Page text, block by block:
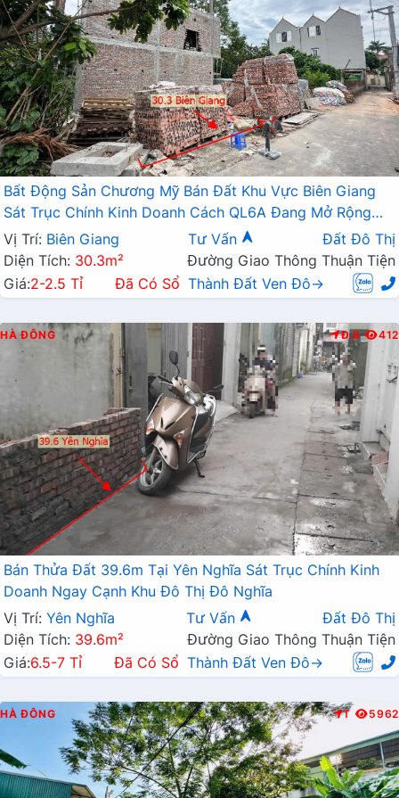
Bất Động Sản Chương Mỹ Bán Đất Khu Vực Biên Giang
Sát Trục Chính Kinh Doanh Cách QL6A Đang Mở Rộng
Chỉ Vài Trăm Mét
Vị Trí: Biên Giang Tư Vấn
Đất Đô Thị
Diện Tích: 30.3m²
Đường Giao Thông Thuận Tiện
Giá:2-2.5 Tỉ Đã Có Sổ Thành Đất Ven Đô→
HÀ ĐÔNG Đ.B 412
Bán Thửa Đất 39.6m Tại Yên Nghĩa Sát Trục Chính Kinh
Doanh Ngay Cạnh Khu Đô Thị Đô Nghĩa
Vị Trí: Yên Nghĩa Tư Vấn
Đất Đô Thị
Diện Tích: 39.6m²
Đường Giao Thông Thuận Tiện
Giá:6.5-7 Tỉ Đã Có Sổ Thành Đất Ven Đô→
HÀ ĐÔNG T 5962